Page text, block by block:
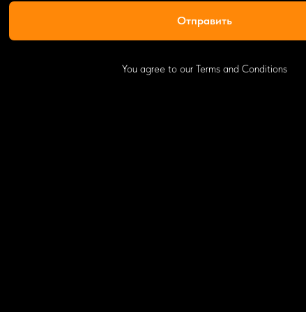
Отправить
You agree to our Terms and Conditions